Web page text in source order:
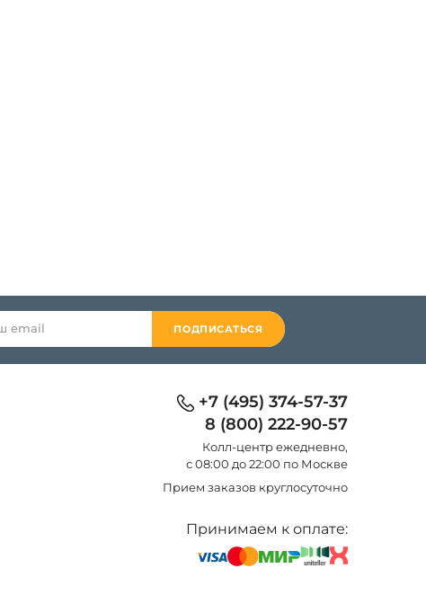
ПОДПИСАТЬСЯ
+7 (495) 374-57-37
8 (800) 222-90-57
Колл-центр eжедневно,
с 08:00 до 22:00 по Москве
Прием заказов круглосуточно
Принимаем к оплате: